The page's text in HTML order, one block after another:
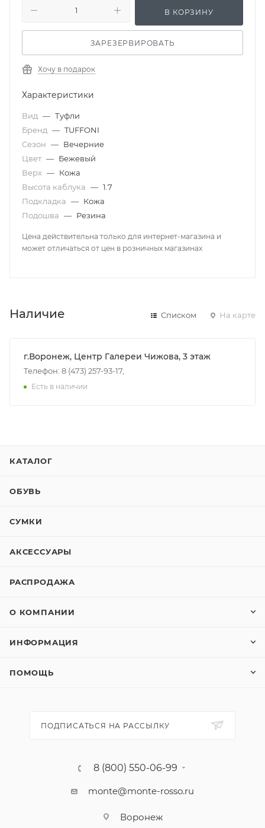
В КОРЗИНУ
ЗАРЕЗЕРВИРОВАТЬ
Хочу в подарок
Характеристики
Вид — Туфли
Бренд — TUFFONI
Сезон — Вечерние
Цвет — Бежевый
Верх — Кожа
Высота каблука — 1.7
Подкладка — Кожа
Подошва — Резина
Цена действительна только для интернет-магазина и
может отличаться от цен в розничных магазинах
Наличие Списком На карте
г.Воронеж, Центр Галереи Чижова, 3 этаж
Телефон: 8 (473) 257-93-17,
Есть в наличии
КАТАЛОГ
ОБУВЬ
СУМКИ
АКСЕССУАРЫ
РАСПРОДАЖА
О КОМПАНИИ
ИНФОРМАЦИЯ
ПОМОЩЬ
ПОДПИСАТЬСЯ НА РАССЫЛКУ
8 (800) 550-06-99
monte@monte-rosso.ru
Воронеж